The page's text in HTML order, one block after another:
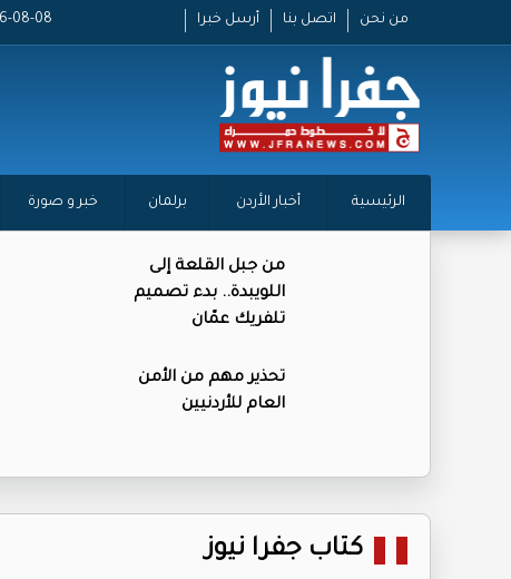
من نحن اتصل بنا أرسل خبرا 2026-08-08
الرئيسية أخبار الأردن برلمان خبر و صورة
من جبل القلعة إلى
اللويبدة.. بدء تصميم
تلفريك عمّان
تحذير مهم من الأمن
العام للأردنيين
كتاب جفرا نيوز